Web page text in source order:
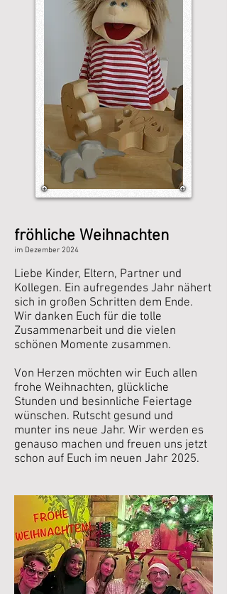
fröhliche Weihnachten
im Dezember 2024
Liebe Kinder, Eltern, Partner und
Kollegen. Ein aufregendes Jahr nähert
sich in großen Schritten dem Ende.
Wir danken Euch für die tolle
Zusammenarbeit und die vielen
schönen Momente zusammen.
Von Herzen möchten wir Euch allen
frohe Weihnachten, glückliche
Stunden und besinnliche Feiertage
wünschen. Rutscht gesund und
munter ins neue Jahr. Wir werden es
genauso machen und freuen uns jetzt
schon auf Euch im neuen Jahr 2025.